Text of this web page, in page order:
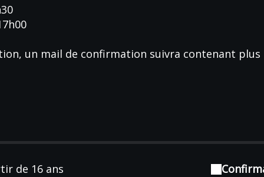
un mail de confirmation suivra contenant plus
de 16 ans